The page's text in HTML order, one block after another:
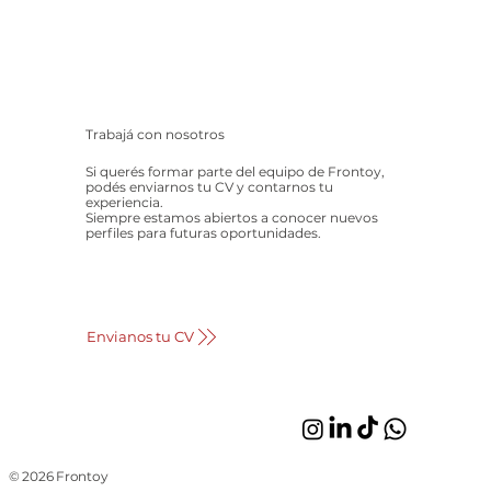
© 2026 Frontoy
Trabajá con nosotros
Si querés formar parte del equipo de Frontoy,
podés enviarnos tu CV y contarnos tu
experiencia.
Siempre estamos abiertos a conocer nuevos
perfiles para futuras oportunidades.
Envianos tu CV